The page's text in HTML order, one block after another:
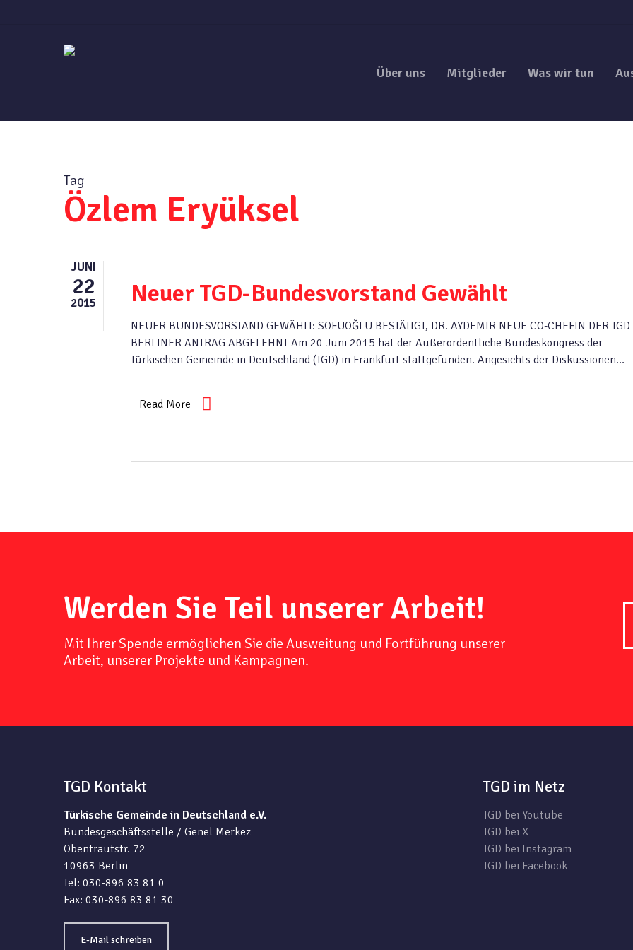
Über uns Mitglieder Was wir tun
Tag
Özlem Eryüksel
JUNI
22
2015 Neuer TGD-Bundesvorstand Gewählt
NEUER BUNDESVORSTAND GEWÄHLT: SOFUOĞLU BESTÄTIGT, DR. AYDEMIR NEUE CO-CHEFIN DER TGD
BERLINER ANTRAG ABGELEHNT Am 20 Juni 2015 hat der Außerordentliche Bundeskongress der
Türkischen Gemeinde in Deutschland (TGD) in Frankfurt stattgefunden. Angesichts der Diskussionen…
Read More
Werden Sie Teil unserer Arbeit!
Mit Ihrer Spende ermöglichen Sie die Ausweitung und Fortführung unserer
Arbeit, unserer Projekte und Kampagnen.
TGD Kontakt
Türkische Gemeinde in Deutschland e.V.
Bundesgeschäftsstelle / Genel Merkez
Obentrautstr. 72
10963 Berlin
Tel: 030-896 83 81 0
Fax: 030-896 83 81 30
E-Mail schreiben
TGD im Netz
TGD bei Youtube
TGD bei X
TGD bei Instagram
TGD bei Facebook